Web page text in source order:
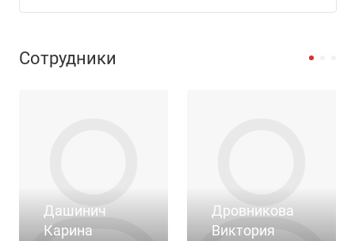
Сотрудники
Дашинич
Карина
Дровникова
Виктория